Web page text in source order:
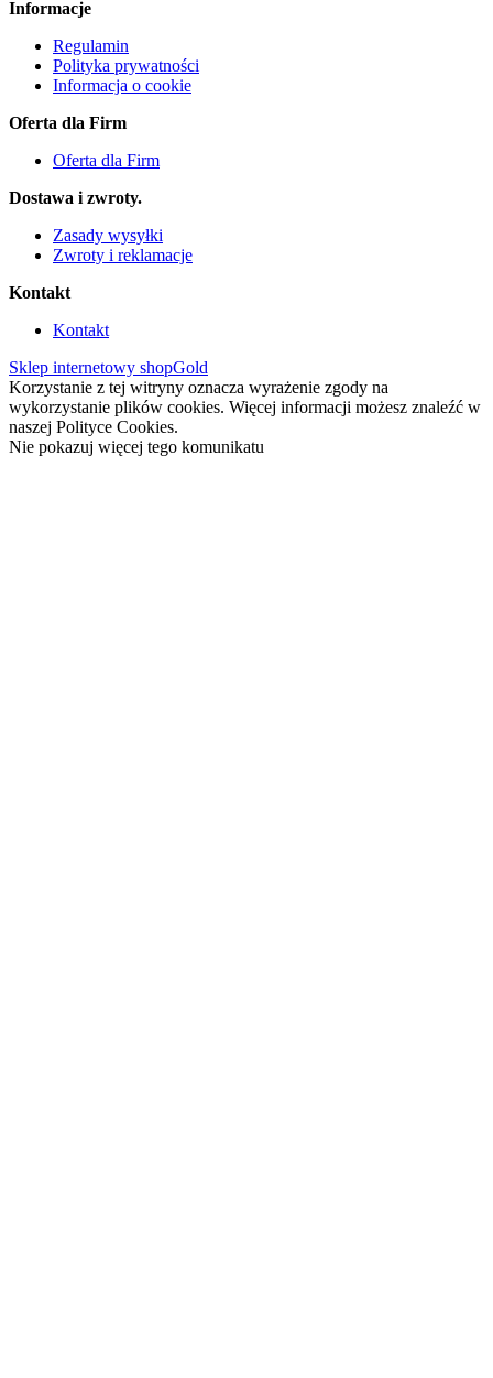
Informacje
Regulamin
Polityka prywatności
Informacja o cookie
Oferta dla Firm
Oferta dla Firm
Dostawa i zwroty.
Zasady wysyłki
Zwroty i reklamacje
Kontakt
Kontakt
Sklep internetowy shopGold
Korzystanie z tej witryny oznacza wyrażenie zgody na
wykorzystanie plików cookies. Więcej informacji możesz znaleźć w
naszej Polityce Cookies.
Nie pokazuj więcej tego komunikatu